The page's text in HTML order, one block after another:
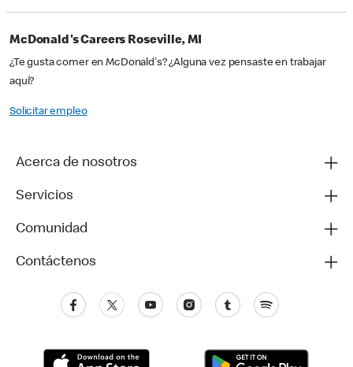
McDonald's Careers Roseville, MI
¿Te gusta comer en McDonald's? ¿Alguna vez pensaste en trabajar
aquí?
Solicitar empleo
Acerca de nosotros
Servicios
Comunidad
Contáctenos